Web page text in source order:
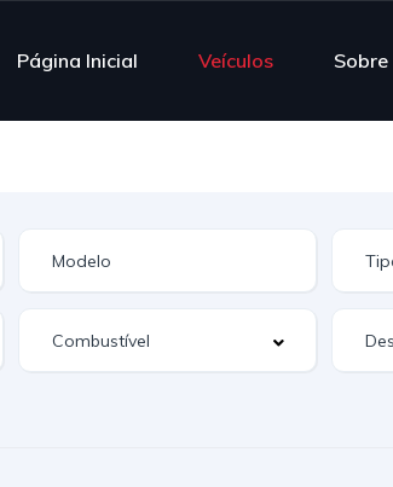
Página Inicial Veículos Sobre